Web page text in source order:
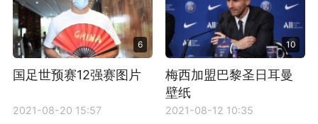
6
国足世预赛12强赛图片
2021-08-20 15:57
10
梅西加盟巴黎圣日耳曼
壁纸
2021-08-12 10:35